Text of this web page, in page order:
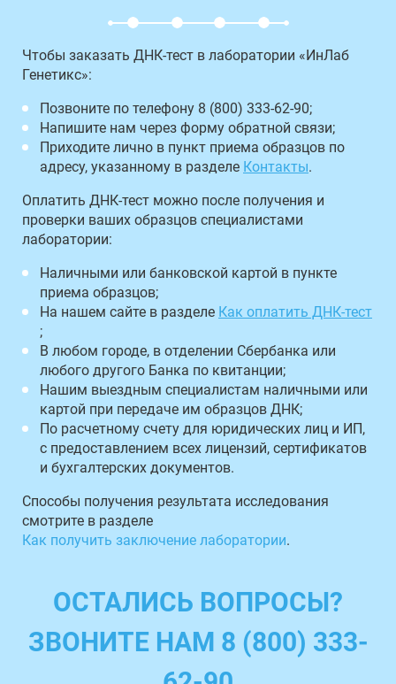
Чтобы заказать ДНК-тест в лаборатории «ИнЛаб
Генетикс»:
Позвоните по телефону 8 (800) 333-62-90;
Напишите нам через форму обратной связи;
Приходите лично в пункт приема образцов по
адресу, указанному в разделе Контакты.
Оплатить ДНК-тест можно после получения и
проверки ваших образцов специалистами
лаборатории:
Наличными или банковской картой в пункте
приема образцов;
На нашем сайте в разделе Как оплатить ДНК-тест
;
В любом городе, в отделении Сбербанка или
любого другого Банка по квитанции;
Нашим выездным специалистам наличными или
картой при передаче им образцов ДНК;
По расчетному счету для юридических лиц и ИП,
с предоставлением всех лицензий, сертификатов
и бухгалтерских документов.
Способы получения результата исследования
смотрите в разделе
Как получить заключение лаборатории.
ОСТАЛИСЬ ВОПРОСЫ?
ЗВОНИТЕ НАМ 8 (800) 333-